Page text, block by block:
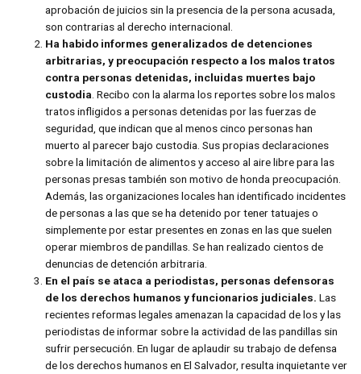
aprobación de juicios sin la presencia de la persona acusada,
son contrarias al derecho internacional.
Ha habido informes generalizados de detenciones
arbitrarias, y preocupación respecto a los malos tratos
contra personas detenidas, incluidas muertes bajo
custodia . Recibo con la alarma los reportes sobre los malos
tratos infligidos a personas detenidas por las fuerzas de
seguridad, que indican que al menos cinco personas han
muerto al parecer bajo custodia. Sus propias declaraciones
sobre la limitación de alimentos y acceso al aire libre para las
personas presas también son motivo de honda preocupación.
Además, las organizaciones locales han identificado incidentes
de personas a las que se ha detenido por tener tatuajes o
simplemente por estar presentes en zonas en las que suelen
operar miembros de pandillas. Se han realizado cientos de
denuncias de detención arbitraria.
En el país se ataca a periodistas, personas defensoras
de los derechos humanos y funcionarios judiciales.Las
recientes reformas legales amenazan la capacidad de los y las
periodistas de informar sobre la actividad de las pandillas sin
sufrir persecución. En lugar de aplaudir su trabajo de defensa
de los derechos humanos en El Salvador, resulta inquietante ver